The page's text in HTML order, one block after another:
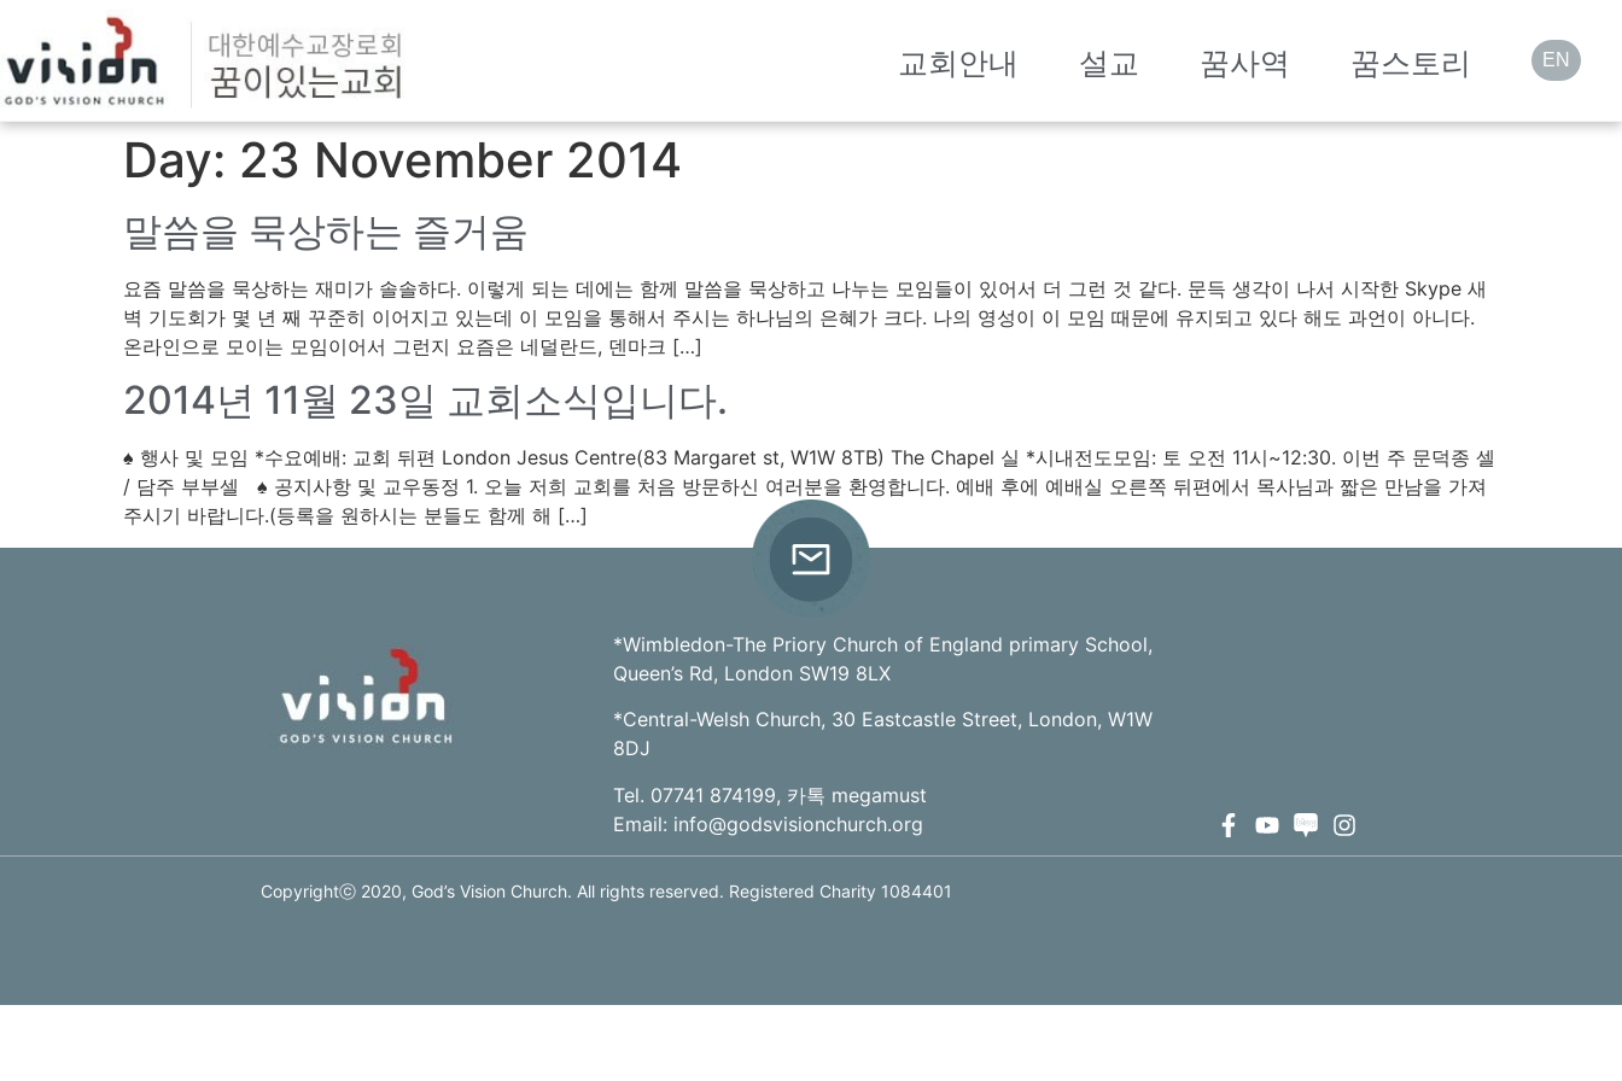
교회안내 설교 꿈사역 꿈스토리 EN
Day: 23 November 2014
말씀을 묵상하는 즐거움
요즘 말씀을 묵상하는 재미가 솔솔하다. 이렇게 되는 데에는 함께 말씀을 묵상하고 나누는 모임들이 있어서 더 그런 것 같다. 문득 생각이 나서 시작한 Skype 새
벽 기도회가 몇 년 째 꾸준히 이어지고 있는데 이 모임을 통해서 주시는 하나님의 은혜가 크다. 나의 영성이 이 모임 때문에 유지되고 있다 해도 과언이 아니다.
온라인으로 모이는 모임이어서 그런지 요즘은 네덜란드, 덴마크 […]
2014년 11월 23일 교회소식입니다.
♠ 행사 및 모임 *수요예배: 교회 뒤편 London Jesus Centre(83 Margaret st, W1W 8TB) The Chapel 실 *시내전도모임: 토 오전 11시~12:30. 이번 주 문덕종 셀
/ 담주 부부셀 ♠ 공지사항 및 교우동정 1. 오늘 저희 교회를 처음 방문하신 여러분을 환영합니다. 예배 후에 예배실 오른쪽 뒤편에서 목사님과 짧은 만남을 가져
주시기 바랍니다.(등록을 원하시는 분들도 함께 해 […]
*Wimbledon-The Priory Church of England primary School,
Queen’s Rd, London SW19 8LX
*Central-Welsh Church, 30 Eastcastle Street, London, W1W
8DJ
Tel. 07741 874199, 카톡 megamust
Email: info@godsvisionchurch.org
Copyrightⓒ 2020, God’s Vision Church. All rights reserved. Registered Charity 1084401